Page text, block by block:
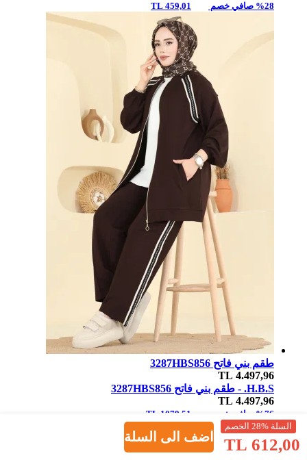
السلة %28 الخصم
612,00 TL اضف الى السلة
%28 صافي خصم 459,01 TL
طقم بني فاتح 3287HBS856
4.497,96
H.B.S. -
طقم بني فاتح 3287HBS856
4.497,96
%76 صافي خصم 1079,51 TL